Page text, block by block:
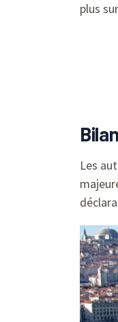
plus
Les